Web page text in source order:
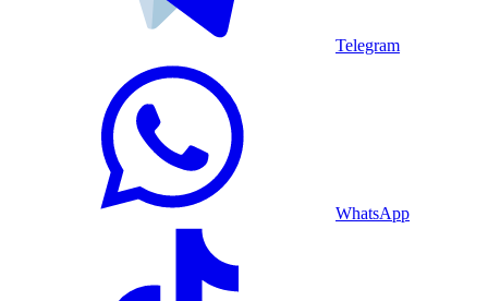
Telegram
WhatsApp